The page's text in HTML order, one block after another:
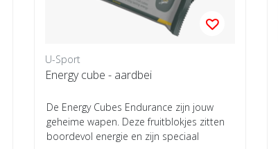
U-Sport
Energy cube - aardbei
De Energy Cubes Endurance zijn jouw
geheime wapen. Deze fruitblokjes zitten
boordevol energie en zijn speciaal